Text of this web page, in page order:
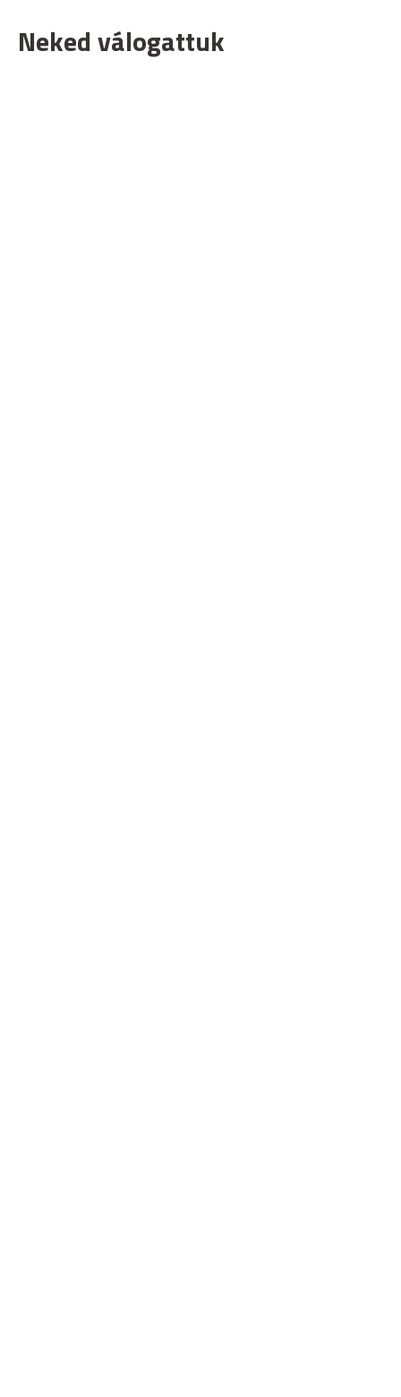
Neked válogattuk